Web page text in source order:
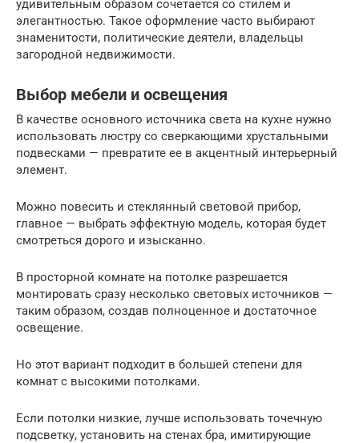
удивительным образом сочетается со стилем и
элегантностью. Такое оформление часто выбирают
знаменитости, политические деятели, владельцы
загородной недвижимости.
Выбор мебели и освещения
В качестве основного источника света на кухне нужно
использовать люстру со сверкающими хрустальными
подвесками — превратите ее в акцентный интерьерный
элемент.
Можно повесить и стеклянный световой прибор,
главное — выбрать эффектную модель, которая будет
смотреться дорого и изысканно.
В просторной комнате на потолке разрешается
монтировать сразу несколько световых источников —
таким образом, создав полноценное и достаточное
освещение.
Но этот вариант подходит в большей степени для
комнат с высокими потолками.
Если потолки низкие, лучше использовать точечную
подсветку, установить на стенах бра, имитирующие